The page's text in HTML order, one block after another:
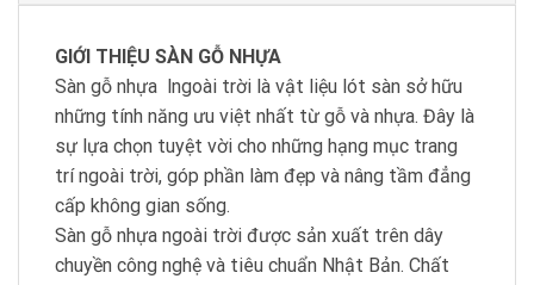
GIỚI THIỆU SÀN GỖ NHỰA
Sàn gỗ nhựa lngoài trời là vật liệu lót sàn sở hữu
những tính năng ưu việt nhất từ gỗ và nhựa. Đây là
sự lựa chọn tuyệt vời cho những hạng mục trang
trí ngoài trời, góp phần làm đẹp và nâng tầm đẳng
cấp không gian sống.
Sàn gỗ nhựa ngoài trời được sản xuất trên dây
chuyền công nghệ và tiêu chuẩn Nhật Bản. Chất